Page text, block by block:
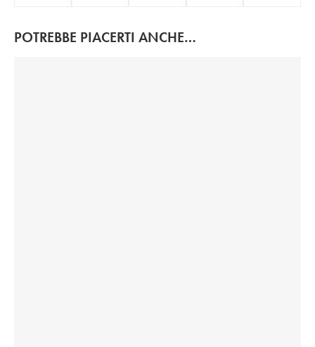
POTREBBE PIACERTI ANCHE…